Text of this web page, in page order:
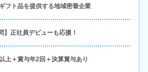
フト品を提供する地域密着企業
】正社員デビューも応援！
上＋賞与年2回＋決算賞与あり